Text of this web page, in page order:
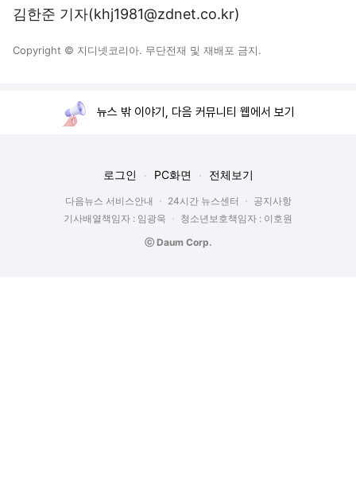
김한준 기자(khj1981@zdnet.co.kr)
Copyright © 지디넷코리아. 무단전재 및 재배포 금지.
뉴스 밖 이야기, 다음 커뮤니티 웹에서 보기
로그인 PC화면 전체보기
다음뉴스 서비스안내 24시간 뉴스센터
공지사항
기사배열책임자 : 임광욱
청소년보호책임자 : 이호원
ⓒ Daum Corp.